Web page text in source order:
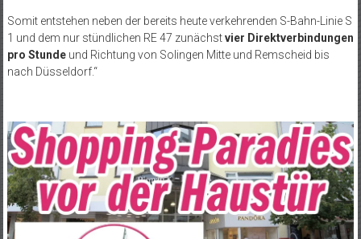
Somit entstehen neben der bereits heute verkehrenden S-Bahn-Linie S
1 und dem nur stündlichen RE 47 zunächstvier Direktverbindungen
pro Stundeund Richtung von Solingen Mitte und Remscheid bis
nach Düsseldorf.“